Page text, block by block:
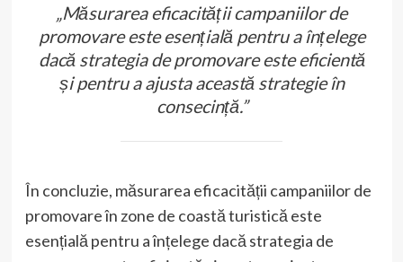
„Măsurarea eficacității campaniilor de
promovare este esențială pentru a înțelege
dacă strategia de promovare este eficientă
și pentru a ajusta această strategie în
consecință.”
În concluzie, măsurarea eficacității campaniilor de
promovare în zone de coastă turistică este
esențială pentru a înțelege dacă strategia de